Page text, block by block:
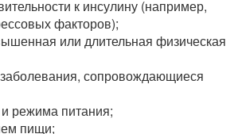
к инсулину (например,
факторов);
или длительная физическая
сопровождающиеся
режима питания;
пищи;